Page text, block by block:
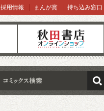
オンラインショップ
採用情報 まんが賞 持ち込み窓口
検索